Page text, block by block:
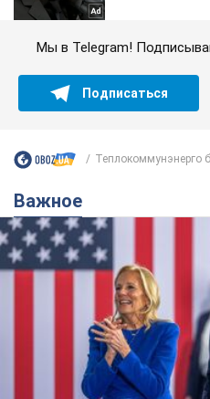
Мы в Telegram!
Подписаться
Теплокоммунэнерго
Важное